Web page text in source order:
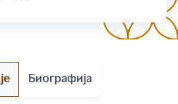
Биографија